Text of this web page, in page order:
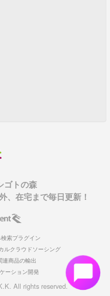
ゴトの森
、在宅まで毎日更新！
索プラグイン
ルクラウドソーシング
連商品の輸出
ーション開発
All rights reserved.